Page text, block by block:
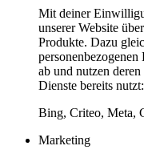
Mit deiner
unserer Website
Produkte. Dazu
ab und nutzen
Dienste bereits nutzt:
Bing, Criteo, Meta,
Marketing